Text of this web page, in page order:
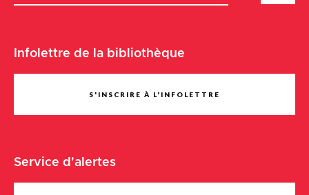
Infolettre de la bibliothèque
S'INSCRIRE À L'INFOLETTRE
Service d'alertes